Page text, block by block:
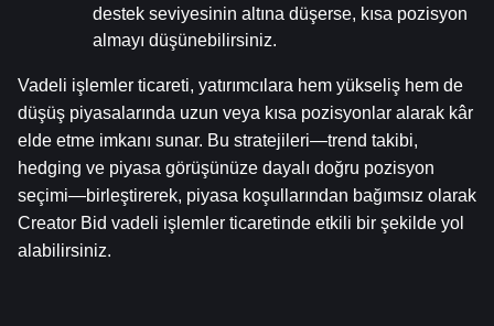
destek seviyesinin altına düşerse, kısa pozisyon
almayı düşünebilirsiniz.
Vadeli işlemler ticareti, yatırımcılara hem yükseliş hem de
düşüş piyasalarında uzun veya kısa pozisyonlar alarak kâr
elde etme imkanı sunar. Bu stratejileri—trend takibi,
hedging ve piyasa görüşünüze dayalı doğru pozisyon
seçimi—birleştirerek, piyasa koşullarından bağımsız olarak
Creator Bid vadeli işlemler ticaretinde etkili bir şekilde yol
alabilirsiniz.